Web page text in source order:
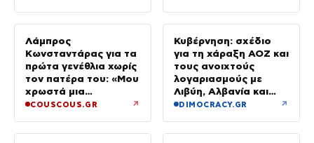
Λάμπρος
Κωνσταντάρας για τα
πρώτα γενέθλια χωρίς
τον πατέρα του: «Μου
χρωστά μια
επίσκεψη»
COUSCOUS.GR ↗
Κυβέρνηση: σχέδιο
για τη χάραξη ΑΟΖ και
τους ανοιχτούς
λογαριασμούς με
Λιβύη, Αλβανία και
Τουρκία
DIMOCRACY.GR ↗